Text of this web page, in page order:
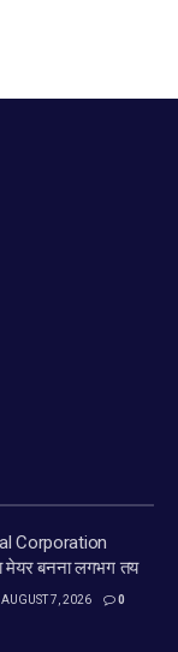
Corporation
बनना लगभग तय
AUGUST 7, 2026 0